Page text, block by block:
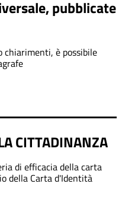
pubblicate
è possibile
CITTADINANZA
di efficacia della carta
della Carta d'Identità